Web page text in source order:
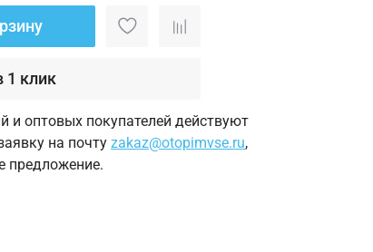
1 клик
и оптовых покупателей действуют
на почту zakaz@otopimvse.ru,
предложение.